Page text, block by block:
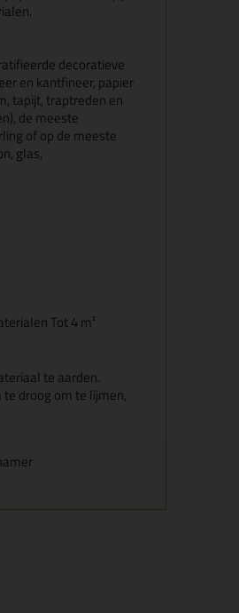
decoratieve
en kantfineer, papier
tapijt, traptreden en
de meeste
of op de meeste
glas,
Tot 4 m²
te aarden.
droog om te lijmen,